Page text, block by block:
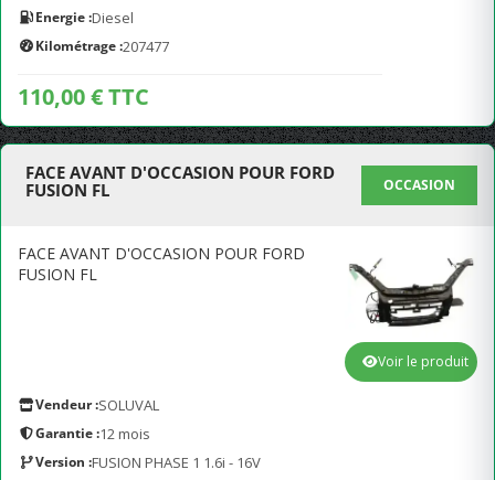
Energie :Diesel
Kilométrage :207477
110,00 € TTC
FACE AVANT D'OCCASION POUR FORD
FUSION FL
OCCASION
FACE AVANT D'OCCASION POUR FORD
FUSION FL
Vendeur :SOLUVAL
Garantie :12 mois
Version :FUSION PHASE 1 1.6i - 16V
Voir le produit